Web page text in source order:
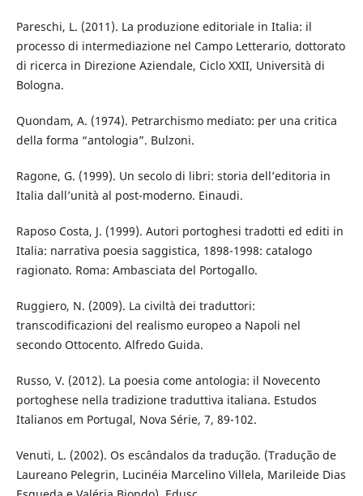
Pareschi, L. (2011). La produzione editoriale in Italia: il
processo di intermediazione nel Campo Letterario, dottorato
di ricerca in Direzione Aziendale, Ciclo XXII, Università di
Bologna.
Quondam, A. (1974). Petrarchismo mediato: per una critica
della forma “antologia”. Bulzoni.
Ragone, G. (1999). Un secolo di libri: storia dell’editoria in
Italia dall’unità al post-moderno. Einaudi.
Raposo Costa, J. (1999). Autori portoghesi tradotti ed editi in
Italia: narrativa poesia saggistica, 1898-1998: catalogo
ragionato. Roma: Ambasciata del Portogallo.
Ruggiero, N. (2009). La civiltà dei traduttori:
transcodificazioni del realismo europeo a Napoli nel
secondo Ottocento. Alfredo Guida.
Russo, V. (2012). La poesia come antologia: il Novecento
portoghese nella tradizione traduttiva italiana. Estudos
Italianos em Portugal, Nova Série, 7, 89-102.
Venuti, L. (2002). Os escândalos da tradução. (Tradução de
Laureano Pelegrin, Lucinéia Marcelino Villela, Marileide Dias